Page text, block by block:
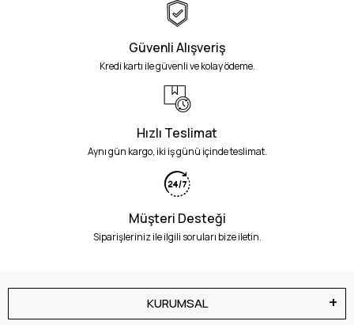
Güvenli Alışveriş
Kredi kartı ile güvenli ve kolay ödeme.
Hızlı Teslimat
Aynı gün kargo, iki iş günü içinde teslimat.
Müşteri Desteği
Siparişleriniz ile ilgili soruları bize iletin.
KURUMSAL